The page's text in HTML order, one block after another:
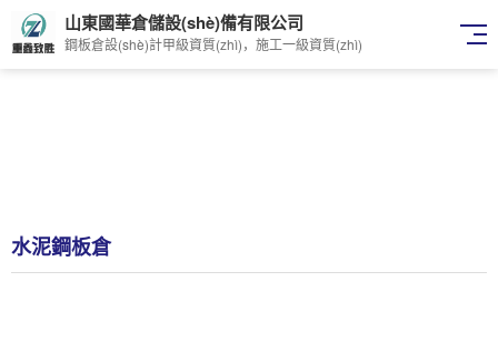
山東國華倉儲設(shè)備有限公司
鋼板倉設(shè)計甲級資質(zhì)，施工一級資質(zhì)
水泥鋼板倉